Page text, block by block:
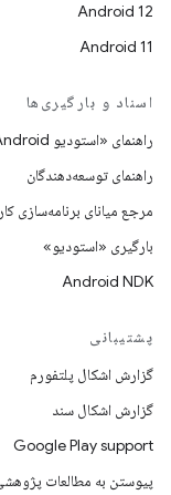
Android 12
Android 11
اسناد و بارگیری‌ها
راهنمای «استودیو Android»
راهنمای توسعه‌دهندگان
مرجع میانای برنامه‌سازی
بارگیری «استودیو»
Android NDK
پشتیبانی
گزارش اشکال پلتفورم
گزارش اشکال سند
Google Play support
پیوستن به مطالعات